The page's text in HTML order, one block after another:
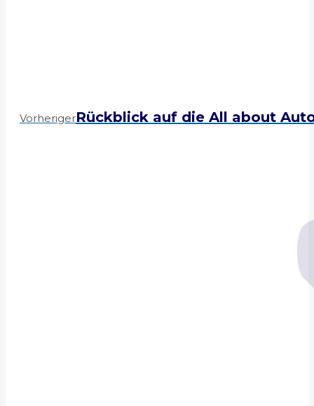
VorherigerPrevious
Rückblick auf die All about